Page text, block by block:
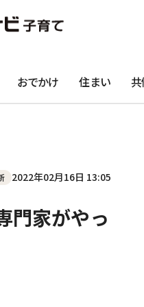
おでかけ 住まい
2022年02月16日 13:05
門家がやっ